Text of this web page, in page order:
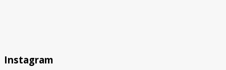
Instagram